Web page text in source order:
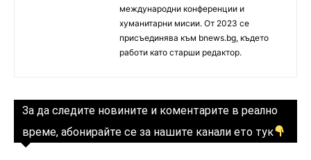
международни конференции и
хуманитарни мисии. От 2023 се
присъединява към bnews.bg, където
работи като старши редактор.
За да следите новините и коментарите в реално
време, абонирайте се за нашите канали ето тук